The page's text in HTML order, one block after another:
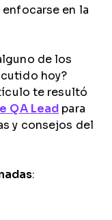
en la
de los
hoy?
te resultó
QA Lead para
y consejos del
: